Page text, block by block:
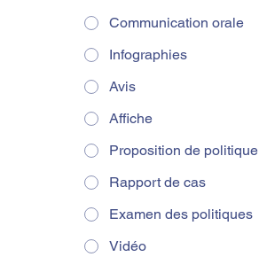
Communication orale
Infographies
Avis
Affiche
Proposition de politique
Rapport de cas
Examen des politiques
Vidéo